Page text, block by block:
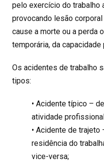
pelo exercício do trabalho
provocando lesão
cause a morte ou a perda
temporária, da capacidade
Os acidentes de trabalho
tipos:
• Acidente típico –
atividade
• Acidente de
residência do
vice-versa;